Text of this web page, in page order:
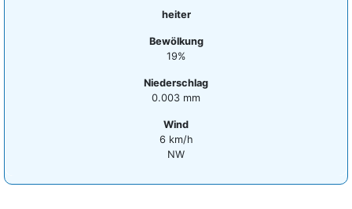
heiter
Bewölkung
19%
Niederschlag
0.003 mm
Wind
6 km/h
NW